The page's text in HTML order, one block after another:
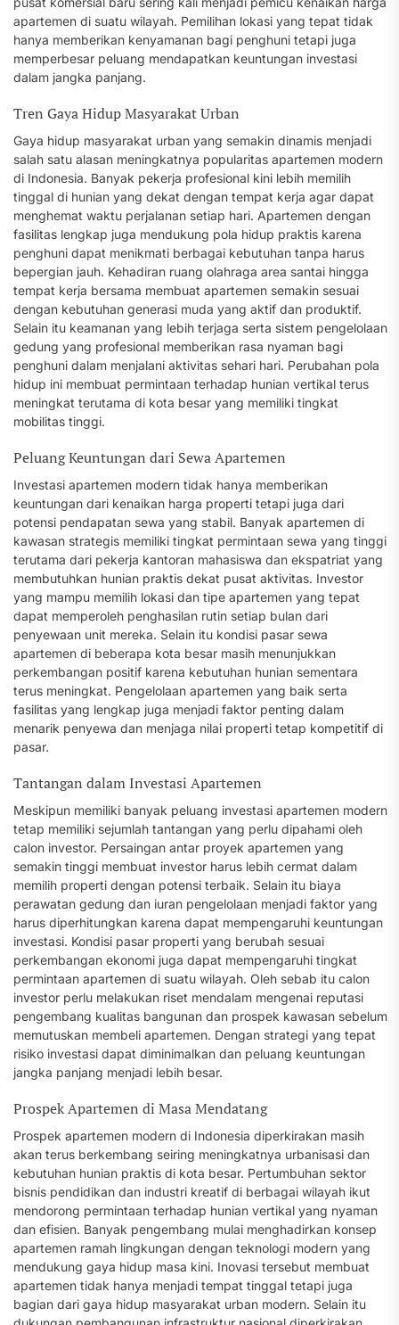
apartemen di suatu wilayah. Pemilihan lokasi yang tepat tidak
hanya memberikan kenyamanan bagi penghuni tetapi juga
memperbesar peluang mendapatkan keuntungan investasi
dalam jangka panjang.
Tren Gaya Hidup Masyarakat Urban
Gaya hidup masyarakat urban yang semakin dinamis menjadi
salah satu alasan meningkatnya popularitas apartemen modern
di Indonesia. Banyak pekerja profesional kini lebih memilih
tinggal di hunian yang dekat dengan tempat kerja agar dapat
menghemat waktu perjalanan setiap hari. Apartemen dengan
fasilitas lengkap juga mendukung pola hidup praktis karena
penghuni dapat menikmati berbagai kebutuhan tanpa harus
bepergian jauh. Kehadiran ruang olahraga area santai hingga
tempat kerja bersama membuat apartemen semakin sesuai
dengan kebutuhan generasi muda yang aktif dan produktif.
Selain itu keamanan yang lebih terjaga serta sistem pengelolaan
gedung yang profesional memberikan rasa nyaman bagi
penghuni dalam menjalani aktivitas sehari hari. Perubahan pola
hidup ini membuat permintaan terhadap hunian vertikal terus
meningkat terutama di kota besar yang memiliki tingkat
mobilitas tinggi.
Peluang Keuntungan dari Sewa Apartemen
Investasi apartemen modern tidak hanya memberikan
keuntungan dari kenaikan harga properti tetapi juga dari
potensi pendapatan sewa yang stabil. Banyak apartemen di
kawasan strategis memiliki tingkat permintaan sewa yang tinggi
terutama dari pekerja kantoran mahasiswa dan ekspatriat yang
membutuhkan hunian praktis dekat pusat aktivitas. Investor
yang mampu memilih lokasi dan tipe apartemen yang tepat
dapat memperoleh penghasilan rutin setiap bulan dari
penyewaan unit mereka. Selain itu kondisi pasar sewa
apartemen di beberapa kota besar masih menunjukkan
perkembangan positif karena kebutuhan hunian sementara
terus meningkat. Pengelolaan apartemen yang baik serta
fasilitas yang lengkap juga menjadi faktor penting dalam
menarik penyewa dan menjaga nilai properti tetap kompetitif di
pasar.
Tantangan dalam Investasi Apartemen
Meskipun memiliki banyak peluang investasi apartemen modern
tetap memiliki sejumlah tantangan yang perlu dipahami oleh
calon investor. Persaingan antar proyek apartemen yang
semakin tinggi membuat investor harus lebih cermat dalam
memilih properti dengan potensi terbaik. Selain itu biaya
perawatan gedung dan iuran pengelolaan menjadi faktor yang
harus diperhitungkan karena dapat mempengaruhi keuntungan
investasi. Kondisi pasar properti yang berubah sesuai
perkembangan ekonomi juga dapat mempengaruhi tingkat
permintaan apartemen di suatu wilayah. Oleh sebab itu calon
investor perlu melakukan riset mendalam mengenai reputasi
pengembang kualitas bangunan dan prospek kawasan sebelum
memutuskan membeli apartemen. Dengan strategi yang tepat
risiko investasi dapat diminimalkan dan peluang keuntungan
jangka panjang menjadi lebih besar.
Prospek Apartemen di Masa Mendatang
Prospek apartemen modern di Indonesia diperkirakan masih
akan terus berkembang seiring meningkatnya urbanisasi dan
kebutuhan hunian praktis di kota besar. Pertumbuhan sektor
bisnis pendidikan dan industri kreatif di berbagai wilayah ikut
mendorong permintaan terhadap hunian vertikal yang nyaman
dan efisien. Banyak pengembang mulai menghadirkan konsep
apartemen ramah lingkungan dengan teknologi modern yang
mendukung gaya hidup masa kini. Inovasi tersebut membuat
apartemen tidak hanya menjadi tempat tinggal tetapi juga
bagian dari gaya hidup masyarakat urban modern. Selain itu